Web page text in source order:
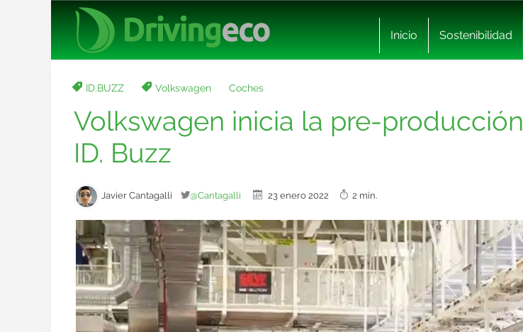
Inicio Sostenibilidad
ID.BUZZ Volkswagen Coches
Volkswagen inicia la pre-
ID. Buzz
Javier Cantagalli @Cantagalli 23 enero 2022 2 min.